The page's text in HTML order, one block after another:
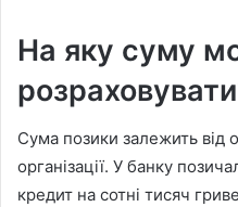
На яку суму
Сума позики залежить від
організації. У банку
кредит на сотні тисяч